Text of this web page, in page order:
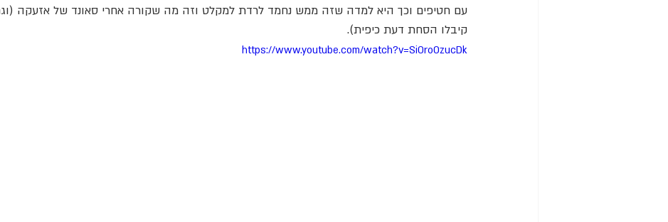
עם חטיפים וכך היא למדה שזה ממש נחמד לרדת למקלט וזה מה שקורה אחרי סאונד של אזעקה
קיבלו הסחת דעת כיפית).
https://www.youtube.com/watch?v=Si0roOzucDk